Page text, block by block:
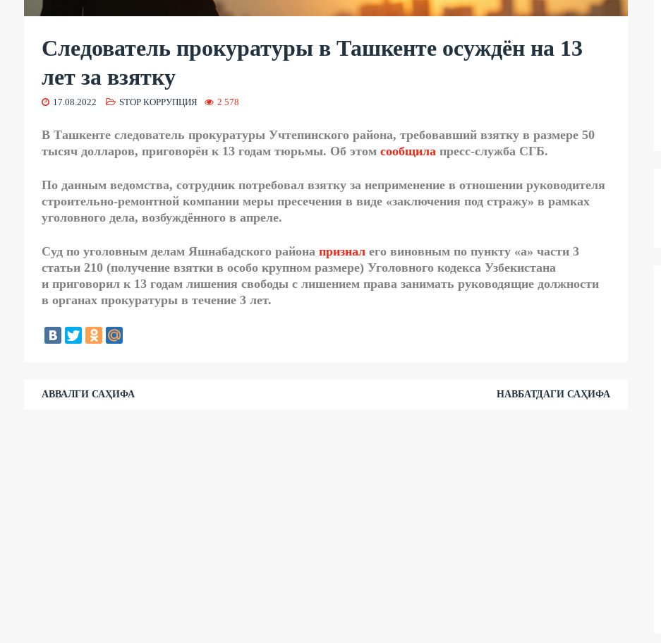
Следователь прокуратуры в Ташкенте осуждён на 13
лет за взятку
17.08.2022 STOP КОРРУПЦИЯ 2 578
В Ташкенте следователь прокуратуры Учтепинского района, требовавший взятку в размере 50
тысяч долларов, приговорён к 13 годам тюрьмы. Об этом сообщилапресс-служба СГБ.
По данным ведомства, сотрудник потребовал взятку за неприменение в отношении руководителя
строительно-ремонтной компании меры пресечения в виде «заключения под стражу» в рамках
уголовного дела, возбуждённого в апреле.
Суд по уголовным делам Яшнабадского района призналего виновным по пункту «а» части 3
статьи 210 (получение взятки в особо крупном размере) Уголовного кодекса Узбекистана
и приговорил к 13 годам лишения свободы с лишением права занимать руководящие должности
в органах прокуратуры в течение 3 лет.
АВВАЛГИ САҲИФА НАВБАТДАГИ САҲИФА